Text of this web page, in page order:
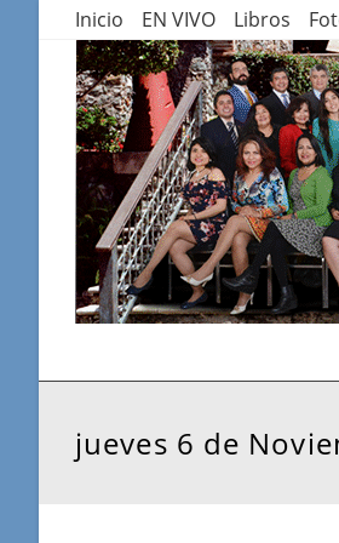
contenido
Inicio EN VIVO Libros
jueves 6 de